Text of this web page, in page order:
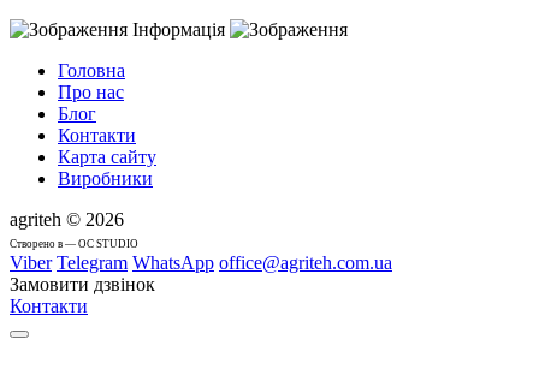
Інформація
Головна
Про нас
Блог
Контакти
Карта сайту
Виробники
agriteh © 2026
Cтворено в — OC STUDIO
Viber Telegram WhatsApp office@agriteh.com.ua
Замовити дзвінок
Контакти